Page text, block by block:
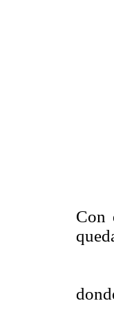
Con